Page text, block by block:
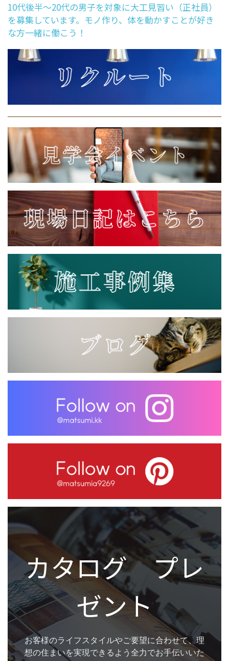
10代後半～20代の男子を対象に大工見習い（正社員）
を募集しています。モノ作り、体を動かすことが好き
な方一緒に働こう！
カタログ プレ
ゼント
お客様のライフスタイルやご要望に合わせて、理
想の住まいを実現できるよう全力でお手伝いいた